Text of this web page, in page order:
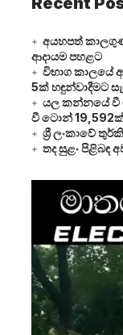
අයහපත්
ආදායම පහළට
විභාග කාලයේ
5ක් හඳුන්වාදීමට
යල කන්නයේ වී
වී ටොන්
ශ්‍රී ලංකාවේ
තද සුළං පිළිබඳ
Player